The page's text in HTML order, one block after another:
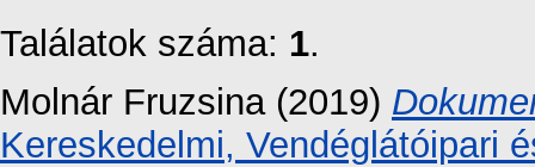
Találatok száma: 1.
Molnár Fruzsina (2019)
Kereskedelmi, Vendéglátóipari